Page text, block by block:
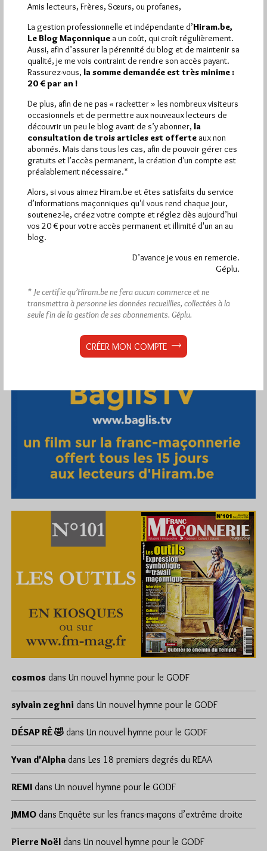
Hier vendredi 7 août 2026, Hiram.be a reçu
visiteset 3 133 pages ont été lues (Source :
Pirsch.io)
Plus d’informations
Abonnement aux Newsletters - RSS
cosmos dans Un nouvel hymne pour le GODF
sylvain zeghni dans Un nouvel hymne pour le GODF
DÉSAP RÊ 🤣 dans Un nouvel hymne pour le GODF
Yvan d'Alpha dans Les 18 premiers degrés du REAA
REMI dans Un nouvel hymne pour le GODF
JMMO dans Enquête sur les francs-maçons d’extrême droite
Pierre Noël dans Un nouvel hymne pour le GODF
Amis lecteurs, Frères, Sœurs, ou profanes,
La gestion professionnelle et indépendante d’Hiram.be,
Le Blog Maçonnique a un coût, qui croît régulièrement.
Aussi, afin d’assurer la pérennité du blog et de maintenir sa
qualité, je me vois contraint de rendre son accès payant.
Rassurez-vous, la somme demandée est très minime :
20 € par an !
De plus, afin de ne pas « racketter » les nombreux visiteurs
occasionnels et de permettre aux nouveaux lecteurs de
découvrir un peu le blog avant de s’y abonner, la
consultation de trois articles est offerte aux non
abonnés. Mais dans tous les cas, afin de pouvoir gérer ces
gratuits et l’accès permanent, la création d'un compte est
préalablement nécessaire.*
Alors, si vous aimez Hiram.be et êtes satisfaits du service
d’informations maçonniques qu'il vous rend chaque jour,
soutenez-le, créez votre compte et réglez dès aujourd’hui
vos 20 € pour votre accès permanent et illimité d'un an au
blog.
D’avance je vous en remercie.
Géplu.
* Je certifie qu’Hiram.be ne fera aucun commerce et ne
transmettra à personne les données recueillies, collectées à la
seule fin de la gestion de ses abonnements. Géplu.
CRÉER MON COMPTE